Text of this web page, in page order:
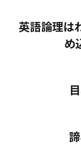
英語論理は
め